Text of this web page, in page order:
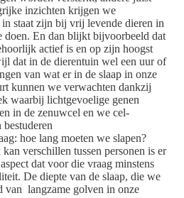
inzichten krijgen we
staat zijn bij vrij levende dieren in
doen. En dan blijkt bijvoorbeeld dat
actief is en op zijn hoogst
dat in de dierentuin wel een uur of
van wat er in de slaap in onze
kunnen we verwachten dankzij
waarbij lichtgevoelige genen
in de zenuwcel en we cel-
hoe lang moeten we slapen?
verschillen tussen personen is er
dat voor die vraag minstens
De diepte van de slaap, die we
van langzame golven in onze